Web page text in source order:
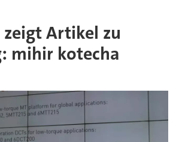
zeigt Artikel zu
mihir kotecha